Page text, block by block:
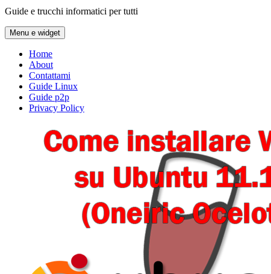
Guide e trucchi informatici per tutti
Menu e widget
Home
About
Contattami
Guide Linux
Guide p2p
Privacy Policy